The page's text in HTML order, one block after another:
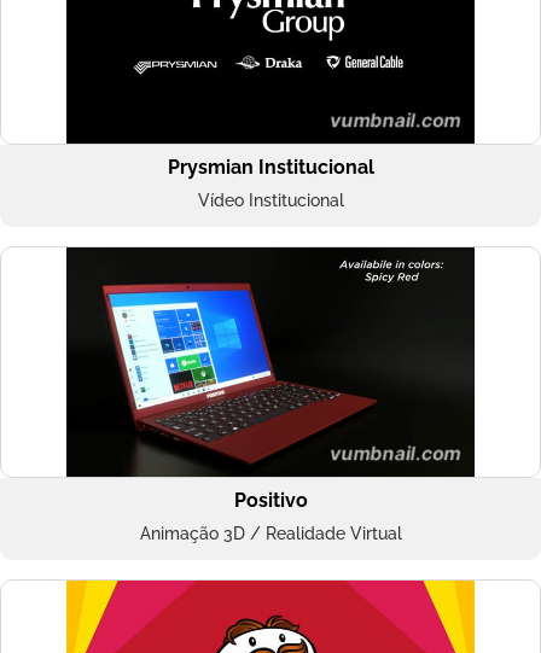
Prysmian Institucional
Vídeo Institucional
Positivo
Animação 3D / Realidade Virtual